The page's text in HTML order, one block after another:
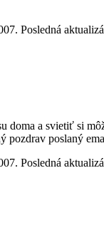
Posledná
doma a svietiť si
pozdrav poslaný
Posledná